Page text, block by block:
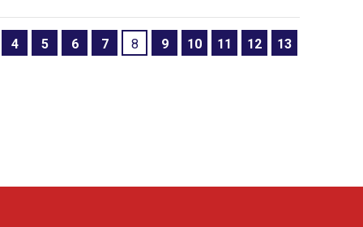
4 5 6 7 8 9 10 11 12 13